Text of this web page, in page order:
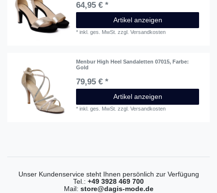
64,95 € *
Artikel anzeigen
*inkl. ges. MwSt. zzgl.Versandkosten
Menbur High Heel Sandaletten 07015, Farbe:
Gold
79,95 € *
Artikel anzeigen
*inkl. ges. MwSt. zzgl.Versandkosten
Unser Kundenservice steht Ihnen persönlich zur Verfügung
Tel.: +49 3928 469 700
Mail: store@dagis-mode.de